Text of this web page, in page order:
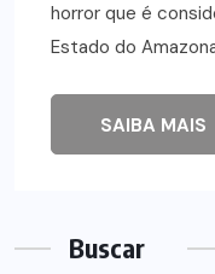
horror que é
Estado do
SAIBA MAIS
Buscar